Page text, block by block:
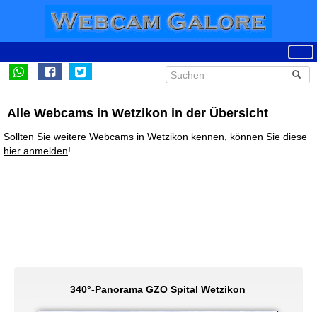
Alle Webcams in Wetzikon in der Übersicht
Sollten Sie weitere Webcams in Wetzikon kennen, können Sie diese
hier anmelden!
340°-Panorama GZO Spital Wetzikon